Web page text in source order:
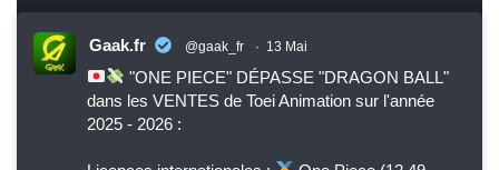
Gaak.fr @gaak_fr · 13 Mai
"ONE PIECE" DÉPASSE "DRAGON BALL"
dans les VENTES de Toei Animation sur l'année
2025 - 2026 :